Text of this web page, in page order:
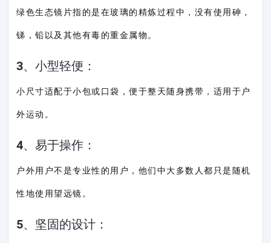
绿色生态镜片指的是在玻璃的精炼过程中，没有使用砷，
锑，铅以及其他有毒的重金属物。
3、小型轻便：
小尺寸适配于小包或口袋，便于整天随身携带，适用于户
外运动。
4、易于操作：
户外用户不是专业性的用户，他们中大多数人都只是随机
性地使用望远镜。
5、坚固的设计：